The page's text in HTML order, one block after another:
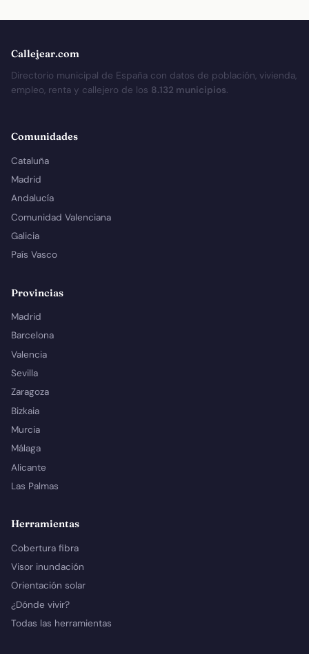
Callejear.com
Directorio municipal de España con datos de población, vivienda,
empleo, renta y callejero de los 8.132 municipios.
Comunidades
Cataluña
Madrid
Andalucía
Comunidad Valenciana
Galicia
País Vasco
Provincias
Madrid
Barcelona
Valencia
Sevilla
Zaragoza
Bizkaia
Murcia
Málaga
Alicante
Las Palmas
Herramientas
Cobertura fibra
Visor inundación
Orientación solar
¿Dónde vivir?
Todas las herramientas